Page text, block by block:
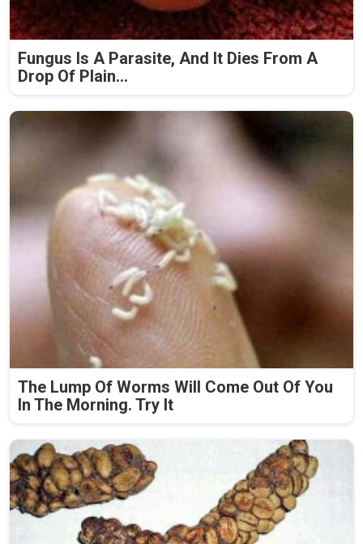
Fungus Is A Parasite, And It Dies From A
Drop Of Plain...
The Lump Of Worms Will Come Out Of You
In The Morning. Try It